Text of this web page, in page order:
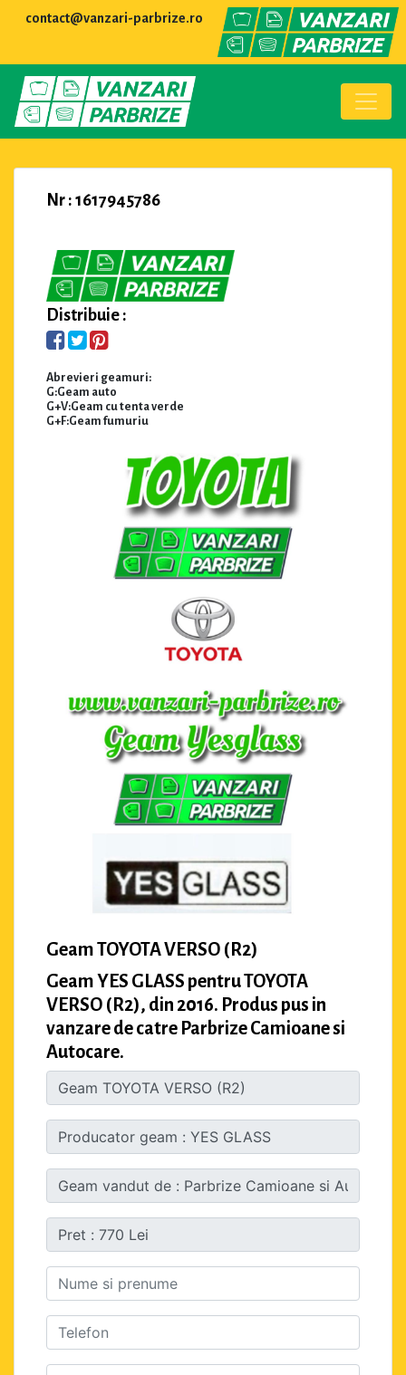
contact@vanzari-parbrize.ro
Nr : 1617945786
Distribuie :
Abrevieri geamuri:
G:Geam auto
G+V:Geam cu tenta verde
G+F:Geam fumuriu
Geam TOYOTA VERSO (R2)
Geam YES GLASS pentru TOYOTA
VERSO (R2), din 2016. Produs pus in
vanzare de catre Parbrize Camioane si
Autocare.